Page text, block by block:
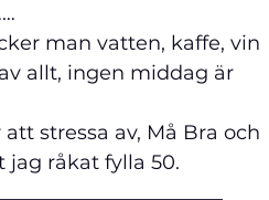
natts sömn…………
man vatten, kaffe, vin
allt, ingen middag är
stressa av, Må Bra och
råkat fylla 50.